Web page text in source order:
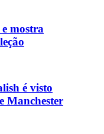
e mostra
é visto
Manchester